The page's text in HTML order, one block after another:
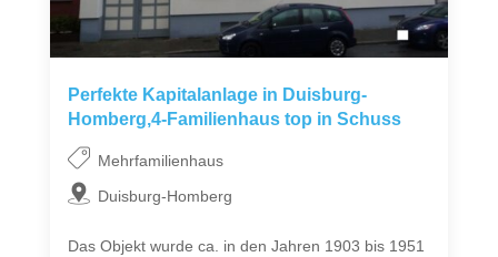
Perfekte Kapitalanlage in Duisburg-
Homberg,4-Familienhaus top in Schuss
Mehrfamilienhaus
Duisburg-Homberg
Das Objekt wurde ca. in den Jahren 1903 bis 1951